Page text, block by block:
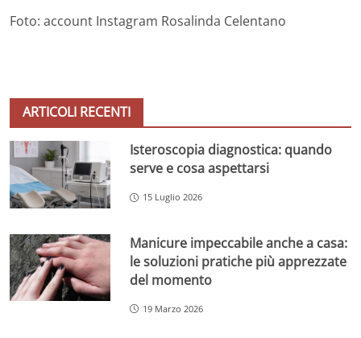
Foto: account Instagram Rosalinda Celentano
ARTICOLI RECENTI
Isteroscopia diagnostica: quando
serve e cosa aspettarsi
15 Luglio 2026
Manicure impeccabile anche a casa:
le soluzioni pratiche più apprezzate
del momento
19 Marzo 2026